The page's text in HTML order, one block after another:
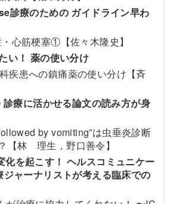
診療のための ガイドライン早わ
心筋梗塞①【佐々木隆史】
い！ 薬の使い分け
疾患への鎮痛薬の使い分け【斉
療に活かせる論文の読み方が身
by vomiting”は虫垂炎診断
【林 理生，野口善令】
化を起こす！ ヘルスコミュニケー
ジャーナリストが考える臨床での